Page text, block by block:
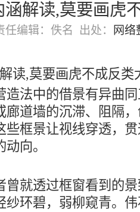
解读,莫要画虎
任编辑：佚名 出处： 网络
读,莫要画虎不成反类
造法中的借景有异曲
廊道墙的沉滞、阻隔
些框景让视线穿透，
向。
曾就透过框窗看到的
纱环碧，弱柳窥青。